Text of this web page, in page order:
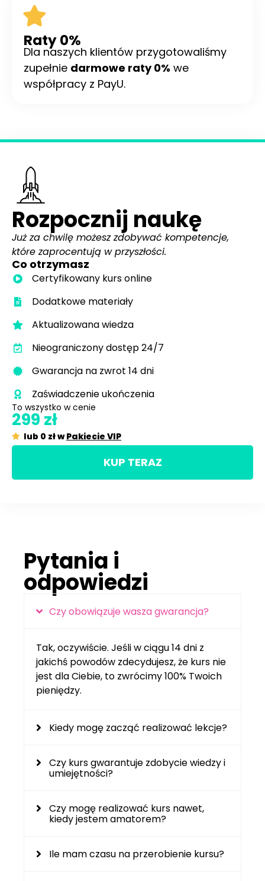
Raty 0%
Dla naszych klientów przygotowaliśmy
zupełnie darmowe raty 0% we
współpracy z PayU.
Rozpocznij naukę
Już za chwilę możesz zdobywać kompetencje,
które zaprocentują w przyszłości.
Co otrzymasz
Certyfikowany kurs online
Dodatkowe materiały
Aktualizowana wiedza
Nieograniczony dostęp 24/7
Gwarancja na zwrot 14 dni
Zaświadczenie ukończenia
To wszystko w cenie​
299 zł
lub 0 zł wPakiecie VIP
KUP TERAZ
Pytania i
odpowiedzi
Czy obowiązuje wasza gwarancja?
Tak, oczywiście. Jeśli w ciągu 14 dni z
jakichś powodów zdecydujesz, że kurs nie
jest dla Ciebie, to zwrócimy 100% Twoich
pieniędzy.
Kiedy mogę zacząć realizować lekcje?
Czy kurs gwarantuje zdobycie wiedzy i
umiejętności?
Czy mogę realizować kurs nawet,
kiedy jestem amatorem?
Ile mam czasu na przerobienie kursu?